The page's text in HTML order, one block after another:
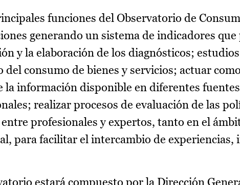
funciones del Observatorio de
generando un sistema de indicadores
y la elaboración de los diagnósticos;
del consumo de bienes y servicios; actuar
la información disponible en diferentes
realizar procesos de evaluación de las
profesionales y expertos, tanto en el
para facilitar el intercambio de experiencias,
estará compuesto por la Dirección